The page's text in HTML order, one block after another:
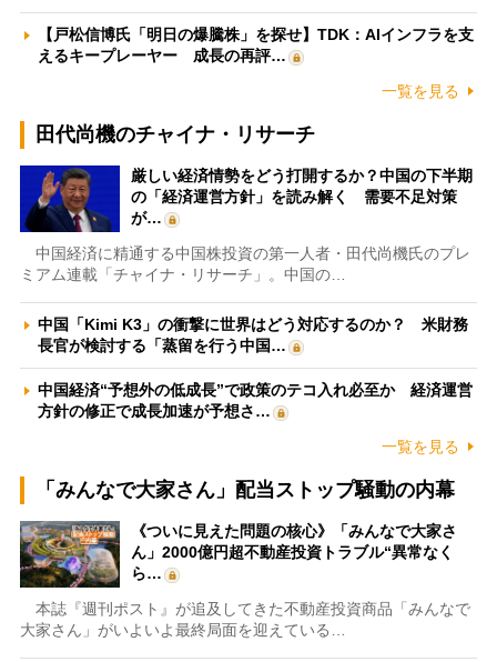
【戸松信博氏「明日の爆騰株」を探せ】TDK：AIインフラを支
えるキープレーヤー 成長の再評…
一覧を見る
田代尚機のチャイナ・リサーチ
厳しい経済情勢をどう打開するか？中国の下半期
の「経済運営方針」を読み解く 需要不足対策
が…
中国経済に精通する中国株投資の第一人者・田代尚機氏のプレ
ミアム連載「チャイナ・リサーチ」。中国の…
中国「Kimi K3」の衝撃に世界はどう対応するのか？ 米財務
長官が検討する「蒸留を行う中国…
中国経済“予想外の低成長”で政策のテコ入れ必至か 経済運営
方針の修正で成長加速が予想さ…
一覧を見る
「みんなで大家さん」配当ストップ騒動の内幕
《ついに見えた問題の核心》「みんなで大家さ
ん」2000億円超不動産投資トラブル“異常なく
ら…
本誌『週刊ポスト』が追及してきた不動産投資商品「みんなで
大家さん」がいよいよ最終局面を迎えている…